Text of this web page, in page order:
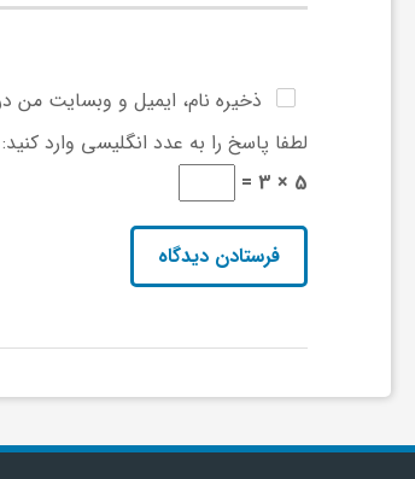
ت
ذخیره نام، ایمیل و وبسایت من
لطفا پاسخ را به عدد انگلیسی وارد کنید:
5 × 3 =